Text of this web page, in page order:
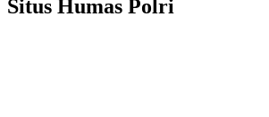
Situs Humas Polri